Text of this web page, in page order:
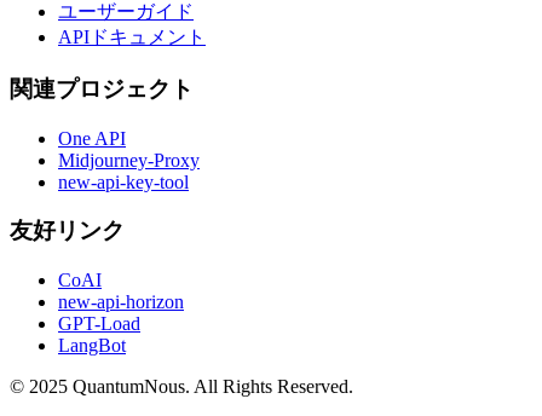
ユーザーガイド
APIドキュメント
関連プロジェクト
One API
Midjourney-Proxy
new-api-key-tool
友好リンク
CoAI
new-api-horizon
GPT-Load
LangBot
© 2025 QuantumNous. All Rights Reserved.